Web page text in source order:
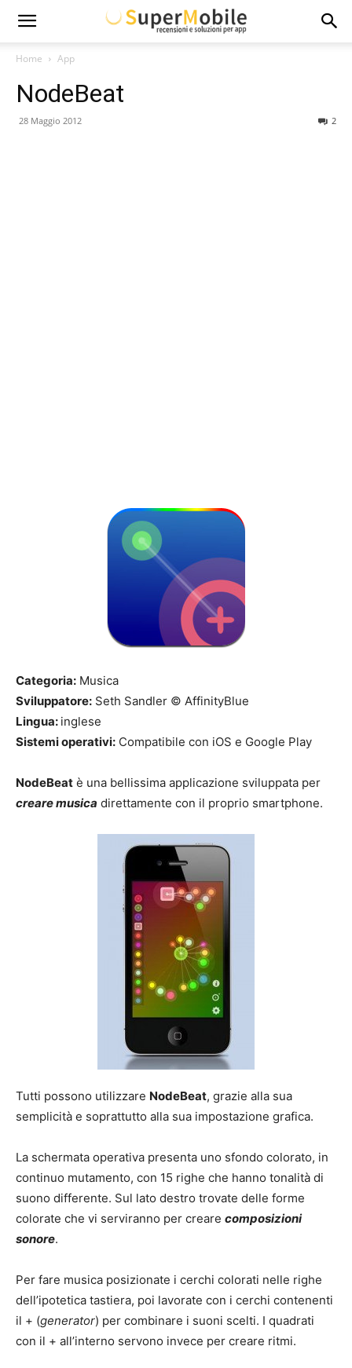
Super
Mobile
Home App
NodeBeat
28 Maggio 2012 2
Categoria: Musica
Sviluppatore: Seth Sandler © AffinityBlue
Lingua: inglese
Sistemi operativi: Compatibile con iOS e Google Play
NodeBeat è una bellissima applicazione sviluppata per
creare musica direttamente con il proprio smartphone.
Tutti possono utilizzare NodeBeat, grazie alla sua
semplicità e soprattutto alla sua impostazione grafica.
La schermata operativa presenta uno sfondo colorato, in
continuo mutamento, con 15 righe che hanno tonalità di
suono differente. Sul lato destro trovate delle forme
colorate che vi serviranno per creare composizioni
sonore.
Per fare musica posizionate i cerchi colorati nelle righe
dell’ipotetica tastiera, poi lavorate con i cerchi contenenti
il + (generator) per combinare i suoni scelti. I quadrati
con il + all’interno servono invece per creare ritmi.